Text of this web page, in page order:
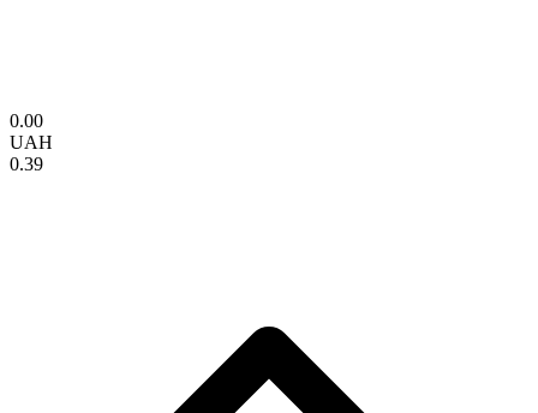
0.00
UAH
0.39